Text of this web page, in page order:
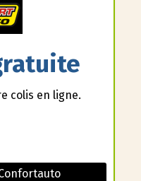
colis en ligne.